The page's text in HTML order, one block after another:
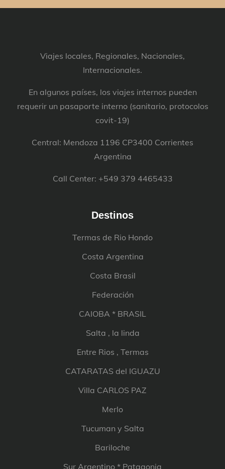
Viajes locales, Regionales, Nacionales,
Internacionales.
En algunos países, los viajes internos pueden
requerir un pasaporte interno (sanitario, protocolos
covit-19)
Central: Mendoza 1196 CP3400 Corrientes
Argentina
Call Center: +549 379 4465433
Destinos
Termas de Rio Hondo
Costa Argentina
Costa Brasil
Federación
CAIOBA * BRASIL
Salta , la linda
Entre Rios , Termas
CATARATAS del IGUAZU
Villa CARLOS PAZ
Merlo
Tucuman y Salta
Bariloche
Sur Argentino * Patagonia